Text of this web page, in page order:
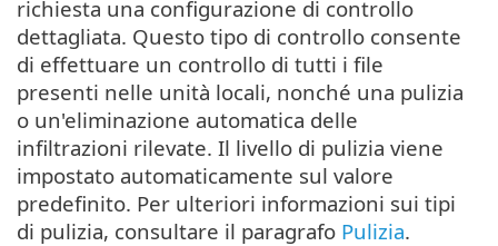
richiesta una configurazione di controllo
dettagliata. Questo tipo di controllo consente
di effettuare un controllo di tutti i file
presenti nelle unità locali, nonché una pulizia
o un'eliminazione automatica delle
infiltrazioni rilevate. Il livello di pulizia viene
impostato automaticamente sul valore
predefinito. Per ulteriori informazioni sui tipi
di pulizia, consultare il paragrafo Pulizia.